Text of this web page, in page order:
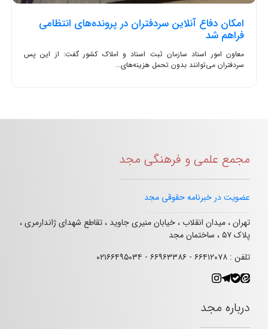
امکان دفاع آنلاین سردفتران در پرونده‌های انتظامی
فراهم شد
معاون امور اسناد سازمان ثبت اسناد و املاک کشور گفت: از این پس
سردفتران می‌توانند بدون تحمل هزینه‌های...
مجمع علمی و فرهنگی مجد
عضویت در خبرنامه حقوقی مجد
تهران ، میدان انقلاب ، خیابان منیری جاوید ، تقاطع شهدای ژاندارمری ،
پلاک ۵۷ ، ساختمان مجد
تلفن : ۶۶۴۱۲۰۷۸ - ۶۶۹۶۳۳۸۶ - ۰۲۱۶۶۴۹۵۰۳۴
درباره مجد